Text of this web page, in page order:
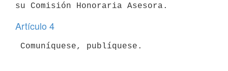
Artículo 4